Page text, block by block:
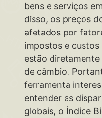
bens e serviços
disso, os preços
afetados por
impostos e custos
estão
de câmbio.
ferramenta
entender as
globais, o Índice